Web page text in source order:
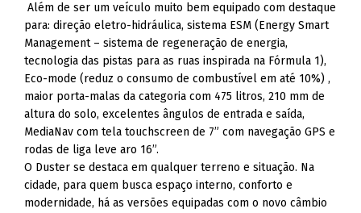
Além de ser um veículo muito bem equipado com destaque
para: direção eletro-hidráulica, sistema ESM (Energy Smart
Management – sistema de regeneração de energia,
tecnologia das pistas para as ruas inspirada na Fórmula 1),
Eco-mode (reduz o consumo de combustível em até 10%) ,
maior porta-malas da categoria com 475 litros, 210 mm de
altura do solo, excelentes ângulos de entrada e saída,
MediaNav com tela touchscreen de 7” com navegação GPS e
rodas de liga leve aro 16”.
O Duster se destaca em qualquer terreno e situação. Na
cidade, para quem busca espaço interno, conforto e
modernidade, há as versões equipadas com o novo câmbio